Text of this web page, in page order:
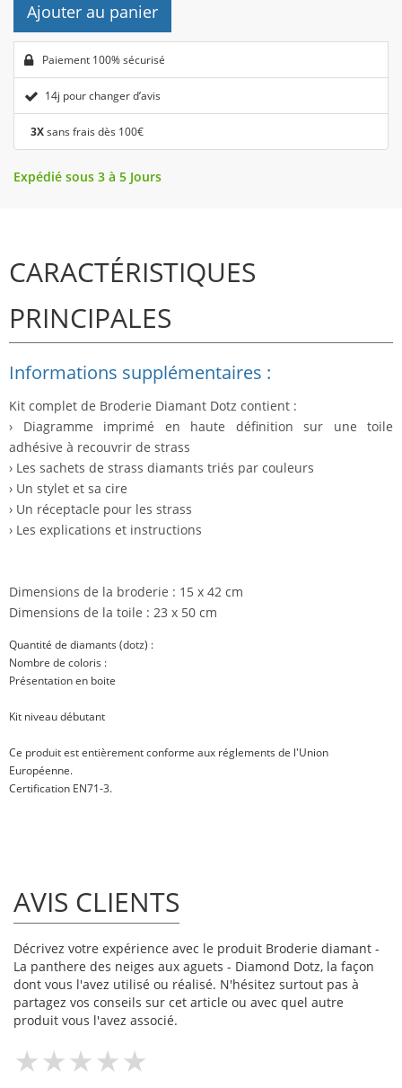
Ajouter au panier
Paiement 100% sécurisé
14j pour changer d’avis
3Xsans frais dès 100€
Expédié sous 3 à 5 Jours
CARACTÉRISTIQUES
PRINCIPALES
Informations supplémentaires :
Kit complet de Broderie Diamant Dotz contient :
› Diagramme imprimé en haute définition sur une toile
adhésive à recouvrir de strass
› Les sachets de strass diamants triés par couleurs
› Un stylet et sa cire
› Un réceptacle pour les strass
› Les explications et instructions
Dimensions de la broderie : 15 x 42 cm
Dimensions de la toile : 23 x 50 cm
Quantité de diamants (dotz) :
Nombre de coloris :
Présentation en boite
Kit niveaudébutant
Ce produit est entièrement conforme aux réglements de l'Union
Européenne.
Certification EN71-3.
AVIS CLIENTS
Décrivez votre expérience avec le produit Broderie diamant -
La panthere des neiges aux aguets - Diamond Dotz, la façon
dont vous l'avez utilisé ou réalisé. N'hésitez surtout pas à
partagez vos conseils sur cet article ou avec quel autre
produit vous l'avez associé.